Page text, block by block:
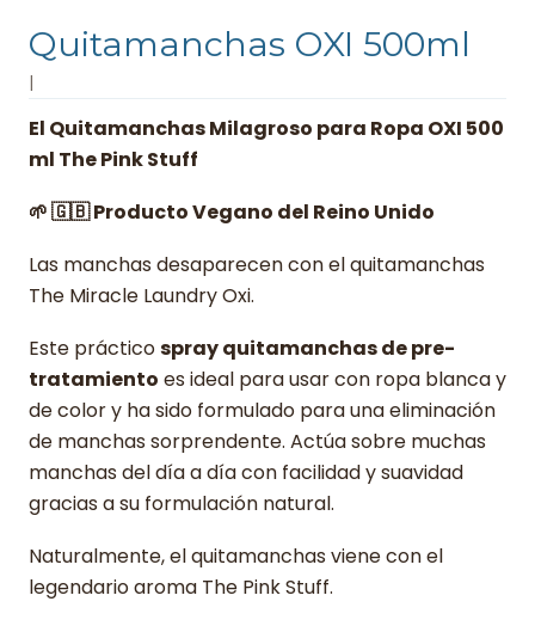
Quitamanchas OXI 500ml
|
El Quitamanchas Milagroso para Ropa OXI 500
ml The Pink Stuff
🌱 🇬🇧 Producto Vegano del Reino Unido
Las manchas desaparecen con el quitamanchas
The Miracle Laundry Oxi.
Este prácticospray quitamanchas de pre-
tratamiento es ideal para usar con ropa blanca y
de color y ha sido formulado para una eliminación
de manchas sorprendente. Actúa sobre muchas
manchas del día a día con facilidad y suavidad
gracias a su formulación natural.
Naturalmente, el quitamanchas viene con el
legendario aroma The Pink Stuff.